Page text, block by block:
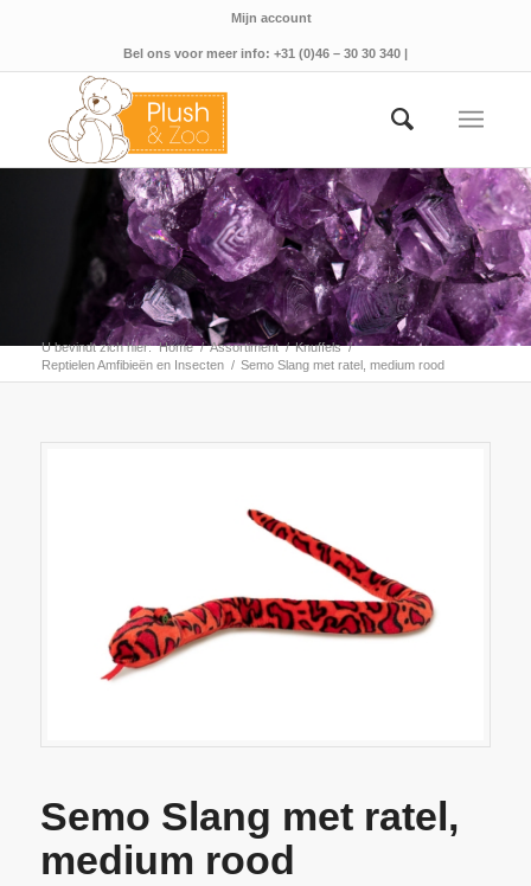
Mijn account
Bel ons voor meer info: +31 (0)46 – 30 30 340 |
U bevindt zich hier: Home / Assortiment / Knuffels /
Reptielen Amfibieën en Insecten / Semo Slang met ratel, medium rood
Semo Slang met ratel,
medium rood